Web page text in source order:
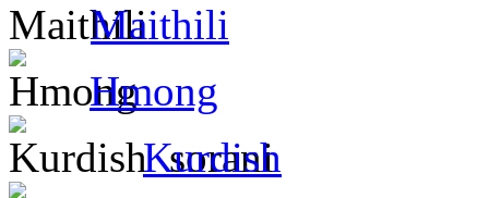
Maithili
Hmong
Kurdish